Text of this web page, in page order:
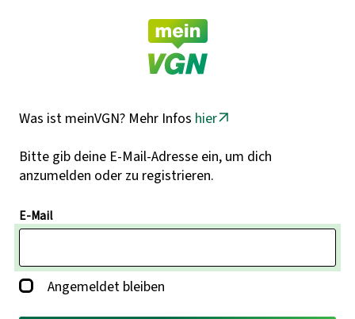
Was ist meinVGN? Mehr Infos hier
Bitte gib deine E-Mail-Adresse ein, um dich
anzumelden oder zu registrieren.
E-Mail
Angemeldet bleiben